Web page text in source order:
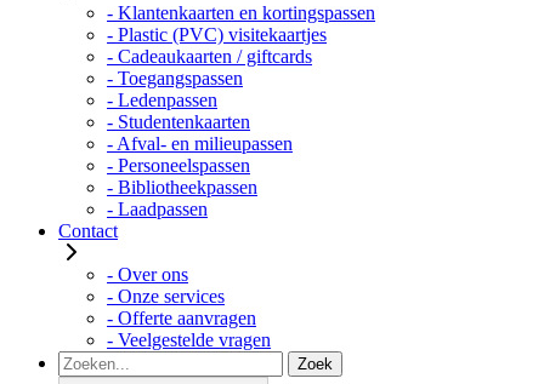
- Klantenkaarten en kortingspassen
- Plastic (PVC) visitekaartjes
- Cadeaukaarten / giftcards
- Toegangspassen
- Ledenpassen
- Studentenkaarten
- Afval- en milieupassen
- Personeelspassen
- Bibliotheekpassen
- Laadpassen
Contact
- Over ons
- Onze services
- Offerte aanvragen
- Veelgestelde vragen